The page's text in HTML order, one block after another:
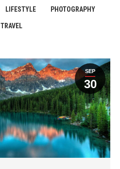
LIFESTYLE PHOTOGRAPHY
TRAVEL
SEP
30